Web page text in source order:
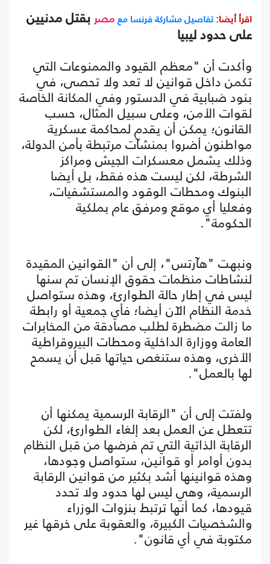
اقرأ أيضا:تفاصيل مشاركة فرنسا مع مصر بقتل مدنيين
على حدود ليبيا
وأكدت أن "معظم القيود والممنوعات التي
تكمن داخل قوانين لا تعد ولا تحصى، في
بنود ضبابية في الدستور وفي المكانة الخاصة
لقوات الأمن، وعلى سبيل المثال، حسب
القانون؛ يمكن أن يقدم لمحاكمة عسكرية
مواطنون أضروا بمنشآت مرتبطة بأمن الدولة،
وذلك يشمل معسكرات الجيش ومراكز
الشرطة، لكن ليست هذه فقط، بل أيضا
البنوك ومحطات الوقود والمستشفيات،
وفعليا أي موقع ومرفق عام بملكية
الحكومة".
ونبهت "هآرتس"، إلى أن "القوانين المقيدة
لنشاطات منظمات حقوق الإنسان تم سنها
ليس في إطار حالة الطوارئ، وهذه ستواصل
خدمة النظام الآن أيضا؛ فأي جمعية أو رابطة
ما زالت مضطرة لطلب مصادقة من المخابرات
العامة ووزارة الداخلية ومحطات البيروقراطية
الأخرى، وهذه ستنغص حياتها قبل أن يسمح
لها بالعمل".
ولفتت إلى أن "الرقابة الرسمية يمكنها أن
تتعطل عن العمل بعد إلغاء الطوارئ، لكن
الرقابة الذاتية التي تم فرضها من قبل النظام
بدون أوامر أو قوانين، ستواصل وجودها،
وهذه قوانينها أشد بكثير من قوانين الرقابة
الرسمية، وهي ليس لها حدود ولا تحدد
قيودها، كما أنها ترتبط بنزوات الوزراء
والشخصيات الكبيرة، والعقوبة على خرقها غير
مكتوبة في أي قانون".